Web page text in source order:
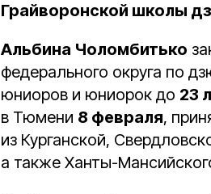
Грайворонской школы
Альбина Чоломбитько
федерального округа по
юниоров и юниорок до 23
в Тюмени 8 февраля,
из Курганской,
а также Ханты-